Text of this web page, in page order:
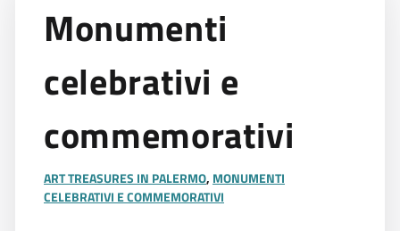
Monumenti
celebrativi e
commemorativi
ART TREASURES IN PALERMO, MONUMENTI
CELEBRATIVI E COMMEMORATIVI